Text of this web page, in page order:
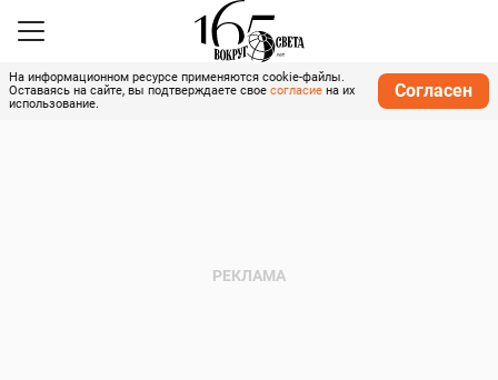
На информационном ресурсе применяются cookie-файлы.
Оставаясь на сайте, вы подтверждаете свое согласие на их
использование.
Согласен